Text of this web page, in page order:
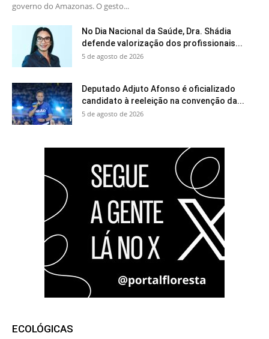
governo do Amazonas. O gesto...
No Dia Nacional da Saúde, Dra. Shádia
defende valorização dos profissionais...
5 de agosto de 2026
Deputado Adjuto Afonso é oficializado
candidato à reeleição na convenção da...
5 de agosto de 2026
ECOLÓGICAS